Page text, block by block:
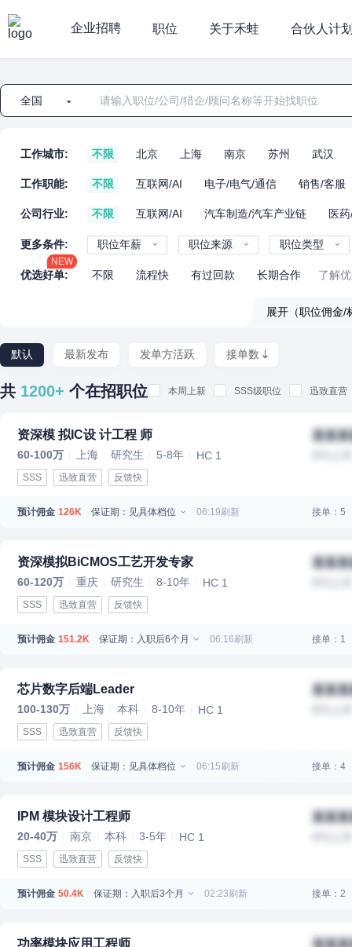
企业招聘 职位 关于禾蛙 合伙人计
全国
工作城市: 不限 北京 上海 南京 苏州 武汉
工作职能: 不限 互联网/AI 电子/电气/通信 销售/客服
公司行业: 不限 互联网/AI 汽车制造/汽车产业链 医
更多条件: 职位年薪 职位来源 职位类型
优选好单:
NEW
不限 流程快 有过回款 长期合作 了解
展开（职位佣
默认 最新发布 发单方活跃 接单数
共 1200+ 个在招职位 本周上新 SSS级职位 迅致直营
资深模 拟IC设 计工程 师
60-100万 上海 研究生 5-8年 HC 1
SSS 迅致直营 反馈快
某某
预计佣金 126K 保证期：见具体档位 06:19刷新 接单：5
资深模拟BiCMOS工艺开发专家
60-120万 重庆 研究生 8-10年 HC 1
SSS 迅致直营 反馈快
某某
预计佣金 151.2K 保证期：入职后6个月 06:16刷新 接单：1
芯片数字后端Leader
100-130万 上海 本科 8-10年 HC 1
SSS 迅致直营 反馈快
某某
预计佣金 156K 保证期：见具体档位 06:15刷新 接单：4
IPM 模块设计工程师
20-40万 南京 本科 3-5年 HC 1
SSS 迅致直营 反馈快
某某
预计佣金 50.4K 保证期：入职后3个月 02:23刷新 接单：2
功率模块应用工程师 某某